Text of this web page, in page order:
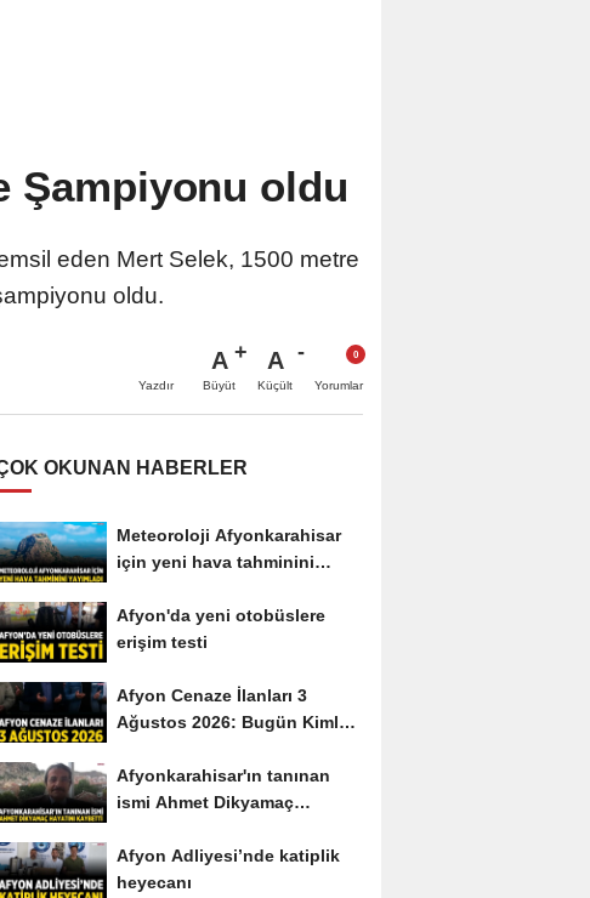
Şampiyonu oldu
eden Mert Selek, 1500 metre
oldu.
Yazdır
A
Büyüt
A
Küçült Yorumlar
OKUNAN HABERLER
Meteoroloji Afyonkarahisar
için yeni hava tahminini
Afyon'da yeni otobüslere
erişim testi
Afyon Cenaze İlanları 3
Ağustos 2026: Bugün Kimler
Afyonkarahisar'ın tanınan
ismi Ahmet Dikyamaç
Afyon Adliyesi’nde katiplik
heyecanı